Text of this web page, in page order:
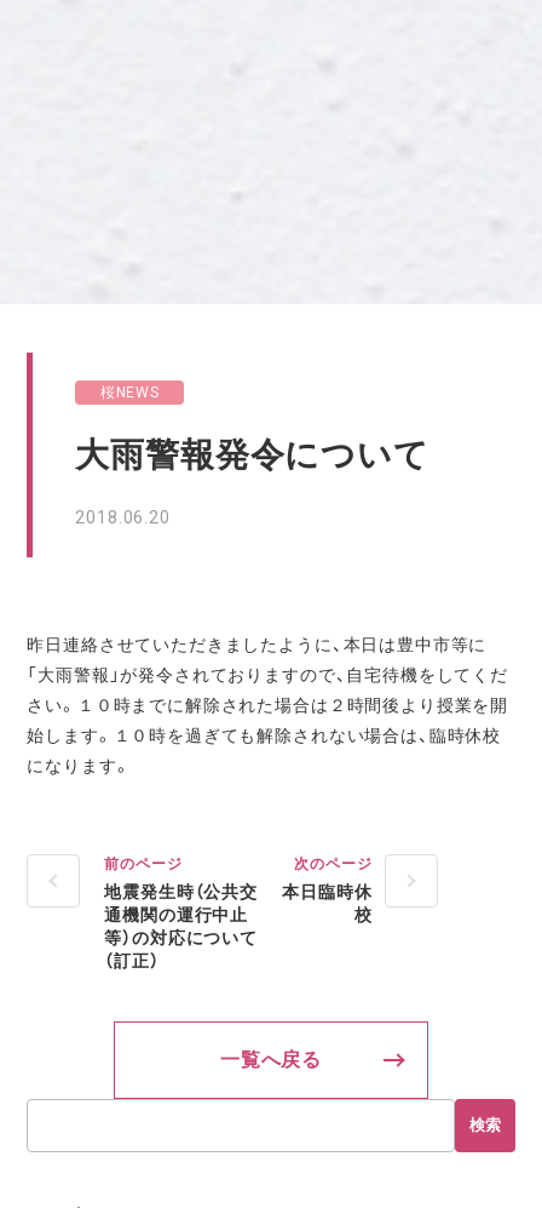
桜NEWS
大雨警報発令について
2018.06.20
昨日連絡させていただきましたように、本日は豊中市等に
「大雨警報」が発令されておりますので、自宅待機をしてくだ
さい。１０時までに解除された場合は２時間後より授業を開
始します。１０時を過ぎても解除されない場合は、臨時休校
になります。
前のページ
地震発生時（公共交
通機関の運行中止
等）の対応について
（訂正）
次のページ
本日臨時休
校
一覧へ戻る
検索